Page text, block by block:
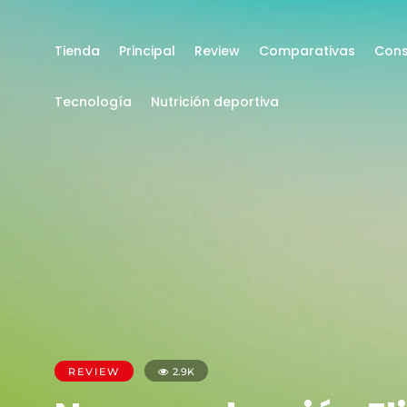
Tienda Principal Review Comparativas
Tecnología Nutrición deportiva
REVIEW 2.9K